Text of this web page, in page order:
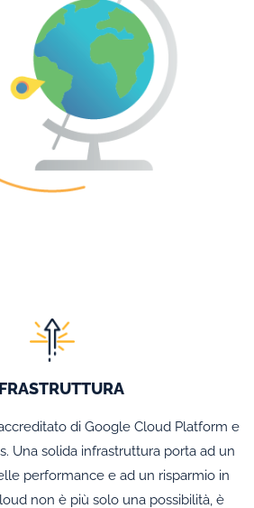
di Google Cloud Platform e
Una solida infrastruttura porta ad un
performance e ad un risparmio in
non è più solo una possibilità, è